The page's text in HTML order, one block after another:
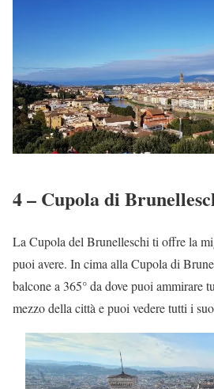
4 – Cupola di
La Cupola del Brunelleschi ti offre la
puoi avere. In cima alla Cupola di
balcone a 365° da dove puoi ammirare
mezzo della città e puoi vedere tutti i